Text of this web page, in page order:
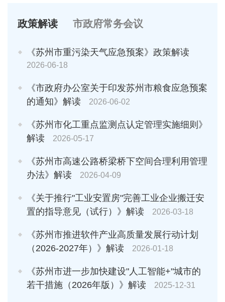
政策解读 市政府常务会议
《苏州市重污染天气应急预案》政策解读
2026-06-18
《市政府办公室关于印发苏州市粮食应急预案
的通知》解读
2026-06-02
《苏州市化工重点监测点认定管理实施细则》
解读
2026-05-17
《苏州市高速公路桥梁桥下空间合理利用管理
办法》解读
2026-04-09
《关于推行"工业安置房"完善工业企业搬迁安
置的指导意见（试行）》解读
2026-03-18
《苏州市推进软件产业高质量发展行动计划
（2026-2027年）》解读
2026-01-18
《苏州市进一步加快建设"人工智能+"城市的
若干措施（2026年版）》解读
2025-12-31